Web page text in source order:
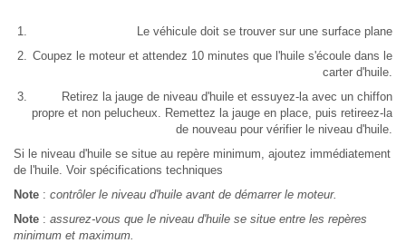
Le véhicule doit se trouver sur une surface plane
Coupez le moteur et attendez 10 minutes que l'huile s'écoule dans le
carter d'huile.
Retirez la jauge de niveau d'huile et essuyez-la avec un chiffon
propre et non pelucheux. Remettez la jauge en place, puis retireez-la
de nouveau pour vérifier le niveau d'huile.
Si le niveau d'huile se situe au repère minimum, ajoutez immédiatement
de l'huile. Voir spécifications techniques
Note : contrôler le niveau d'huile avant de démarrer le moteur.
Note : assurez-vous que le niveau d'huile se situe entre les repères
minimum et maximum.